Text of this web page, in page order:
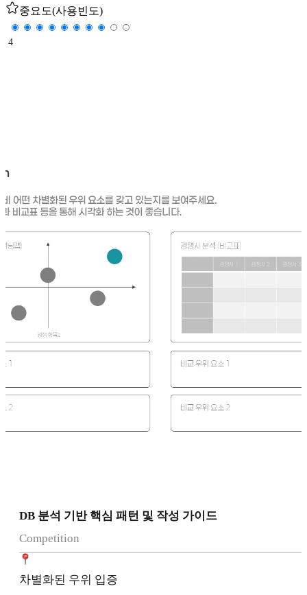
중요도(사용빈도)
4
DB 분석 기반 핵심 패턴 및 작성 가이드
Competition
차별화된 우위 입증